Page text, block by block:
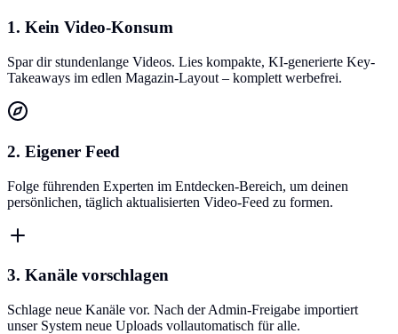
1. Kein Video-Konsum
Spar dir stundenlange Videos. Lies kompakte, KI-generierte Key-
Takeaways im edlen Magazin-Layout – komplett werbefrei.
2. Eigener Feed
Folge führenden Experten im Entdecken-Bereich, um deinen
persönlichen, täglich aktualisierten Video-Feed zu formen.
3. Kanäle vorschlagen
Schlage neue Kanäle vor. Nach der Admin-Freigabe importiert
unser System neue Uploads vollautomatisch für alle.